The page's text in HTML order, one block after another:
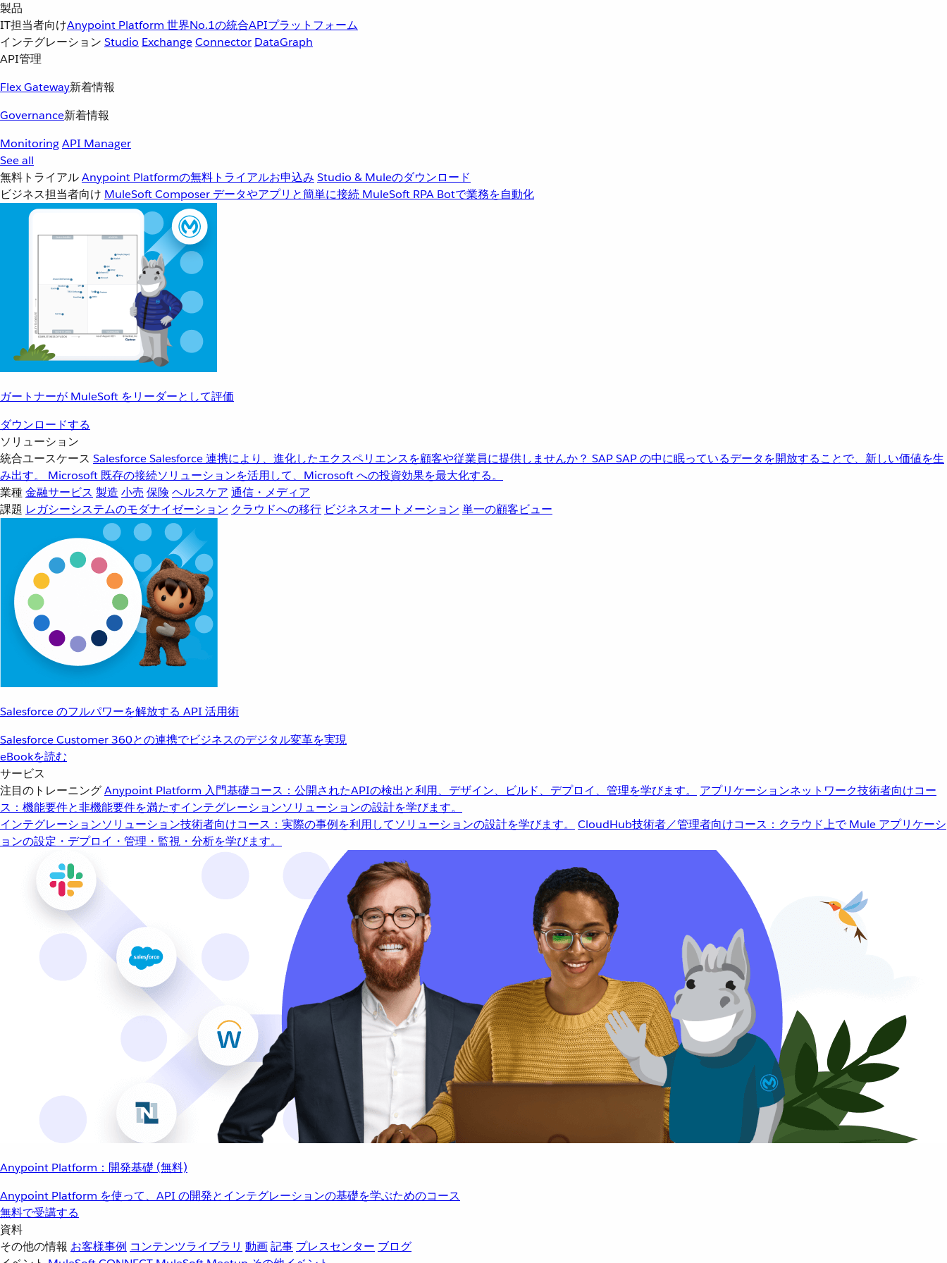
製品
IT担当者向けAnypoint Platform 世界No.1の統合APIプラットフォーム
インテグレーション Studio ExchangeConnector DataGraph
API管理
Flex Gateway新着情報
Governance新着情報
MonitoringAPI Manager
See all
無料トライアルAnypoint Platformの無料トライアルお申込み Studio & Muleのダウンロード
ビジネス担当者向け MuleSoft Composer データやアプリと簡単に接続 MuleSoft RPA Botで業務を自動化
ガートナーが MuleSoft をリーダーとして評価
ダウンロードする
ソリューション
統合ユースケース SalesforceSalesforce 連携により、進化したエクスペリエンスを顧客や従業員に提供しませんか？ SAPSAP の中に眠っているデータを開放することで、新しい価値を生
み出す。
Microsoft 既存の接続ソリューションを活用して、Microsoft への投資効果を最大化する。
業種金融サービス 製造 小売 保険 ヘルスケア 通信・メディア
課題 レガシーシステムのモダナイゼーション クラウドへの移行 ビジネスオートメーション 単一の顧客ビュー
Salesforce のフルパワーを解放する API 活用術
Salesforce Customer 360との連携でビジネスのデジタル変革を実現
eBookを読む
サービス
注目のトレーニングAnypoint Platform 入門基礎コース：公開されたAPIの検出と利用、デザイン、ビルド、デプロイ、管理を学びます。 アプリケーションネットワーク技術者向けコー
ス：機能要件と非機能要件を満たすインテグレーションソリューションの設計を学びます。
インテグレーションソリューション技術者向けコース：実際の事例を利用してソリューションの設計を学びます。 CloudHub技術者／管理者向けコース：クラウド上で Mule アプリケーシ
ョンの設定・デプロイ・管理・監視・分析を学びます。
Anypoint Platform：開発基礎 (無料)
Anypoint Platform を使って、API の開発とインテグレーションの基礎を学ぶためのコース
無料で受講する
資料
その他の情報 お客様事例 コンテンツライブラリ 動画記事 プレスセンター ブログ